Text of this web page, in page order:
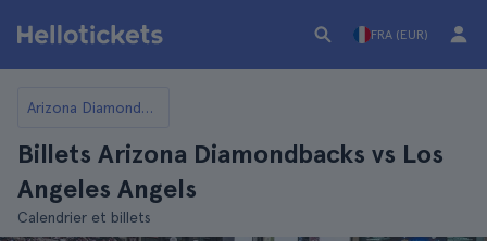
FRA (EUR)
Arizona Diamondbacks
Billets Arizona Diamondbacks vs Los
Angeles Angels
Calendrier et billets